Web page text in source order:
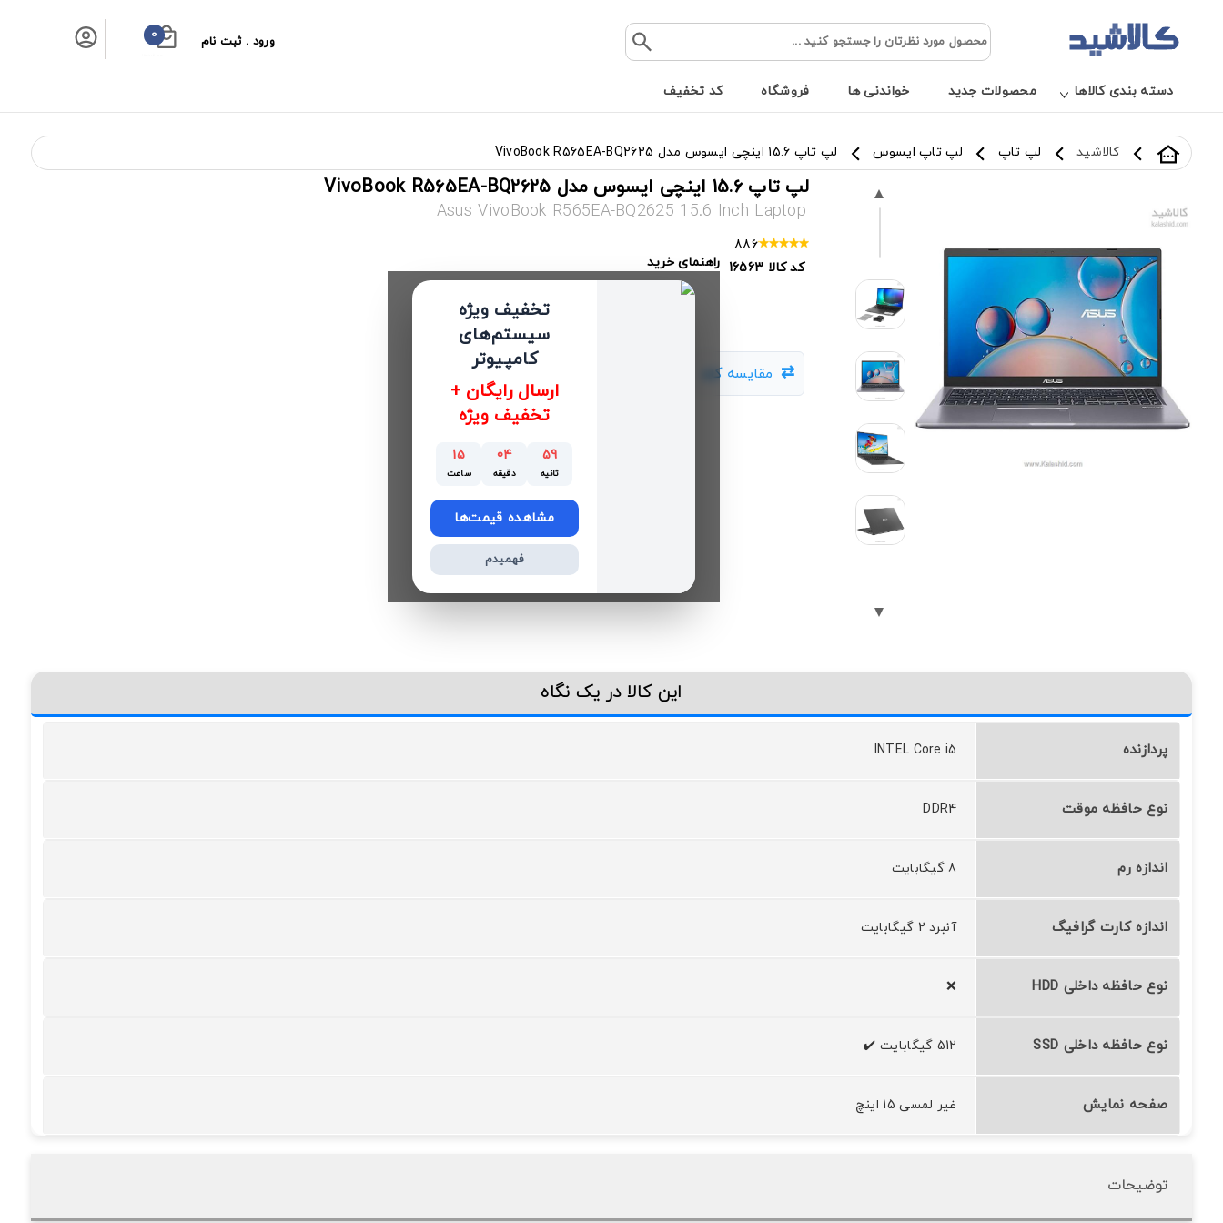
ورود . ثبت نام 0
دسته بندی کالاها محصولات جدید خواندنی ها فروشگاه کد تخفیف
کالاشید لپ تاپ لپ تاپ ایسوس لپ تاپ 15.6 اینچی ایسوس مدل VivoBook R565EA-BQ2625
لپ تاپ 15.6 اینچی ایسوس مدل VivoBook R565EA-BQ2625
Asus VivoBook R565EA-BQ2625 15.6 Inch Laptop
886
کد کالا 16563 راهنمای خرید
تخفیف ویژه
سیستم‌های
کامپیوتر
ارسال رایگان +
تخفیف ویژه
58
ثانیه
04
دقیقه
15
ساعت
مشاهده قیمت‌ها
فهمیدم
مقایسه کالا
این کالا در یک نگاه
پردازنده INTEL Core i5
نوع حافظه موقت DDR4
اندازه رم 8 گیگابایت
اندازه کارت گرافیگ آنبرد 2 گیگابایت
نوع حافظه داخلی HDD ❌
نوع حافظه داخلی SSD 512 گیگابایت ✔️
صفحه نمایش غیر لمسی 15 اینچ
توضیحات